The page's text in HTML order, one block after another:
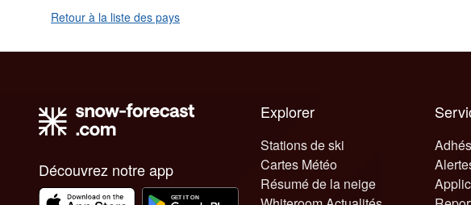
Retour à la liste des pays
Découvrez notre app
Explorer
Stations de ski
Cartes Météo
Résumé de la neige